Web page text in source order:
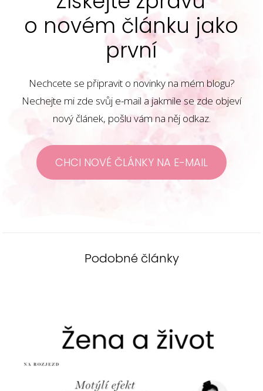
o novém článku jako
první
Nechcete se připravit o novinky na mém blogu?
Nechejte mi zde svůj e-mail a jakmile se zde objeví
nový článek, pošlu vám na něj odkaz.
CHCI NOVÉ ČLÁNKY NA E-MAIL
Podobné články